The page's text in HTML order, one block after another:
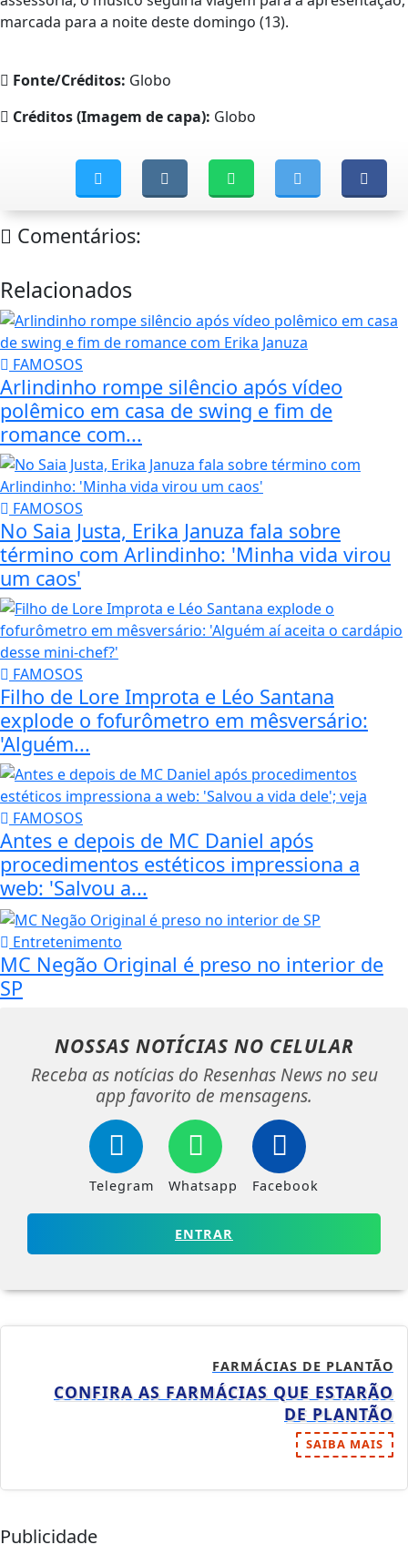
marcada para a noite deste domingo (13).
Fonte/Créditos: Globo
Créditos (Imagem de capa): Globo
Comentários:
Relacionados
FAMOSOS
Arlindinho rompe silêncio após vídeo
polêmico em casa de swing e fim de
romance com...
FAMOSOS
No Saia Justa, Erika Januza fala sobre
término com Arlindinho: 'Minha vida virou
um caos'
FAMOSOS
Filho de Lore Improta e Léo Santana
explode o fofurômetro em mêsversário:
'Alguém...
FAMOSOS
Antes e depois de MC Daniel após
procedimentos estéticos impressiona a
web: 'Salvou a...
Entretenimento
MC Negão Original é preso no interior de
SP
NOSSAS NOTÍCIAS NO CELULAR
Receba as notícias do Resenhas News no seu
app favorito de mensagens.
Telegram Whatsapp Facebook
ENTRAR
FARMÁCIAS DE PLANTÃO
CONFIRA AS FARMÁCIAS QUE ESTARÃO
DE PLANTÃO
SAIBA MAIS
Publicidade